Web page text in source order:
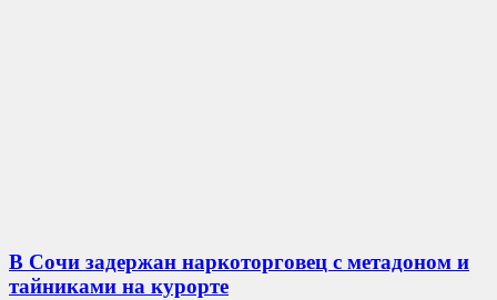
В Сочи задержан наркоторговец с метадоном и
тайниками на курорте